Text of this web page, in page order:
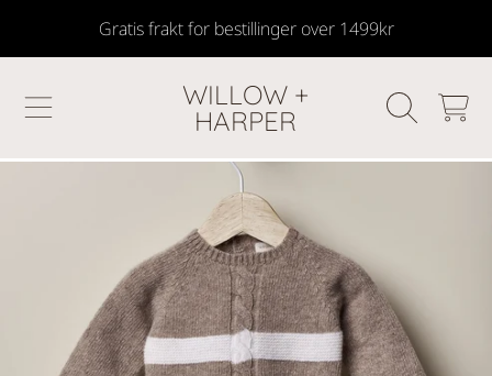
SKIP TO CONTENT
Gratis frakt for bestillinger over 1499kr
WILLOW +
HARPER
GÅ TIL PRODUKTINFORMASJON